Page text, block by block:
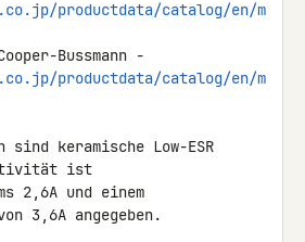
productdata/catalog/en/m
productdata/catalog/en/m
sind keramische Low-ESR
ist
2,6A und einem
3,6A angegeben.